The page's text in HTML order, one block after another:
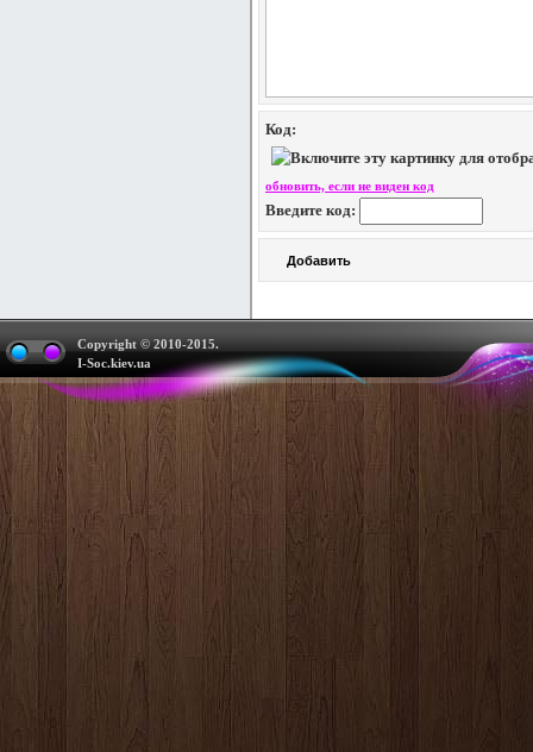
Код:
обновить, если не виден код
Введите код:
Copyright © 2010-2015.
I-Soc.kiev.ua